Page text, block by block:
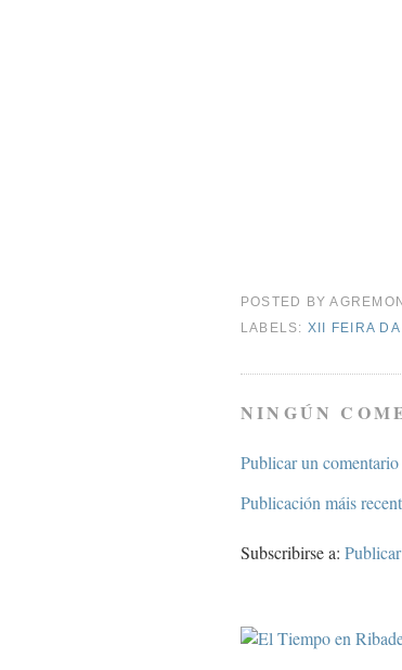
POSTED BY
LABELS: XII FEIRA
NINGÚN
Publicar un comentario
Publicación máis
Subscribirse a: